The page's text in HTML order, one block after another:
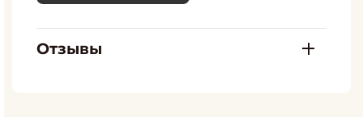
Отзывы